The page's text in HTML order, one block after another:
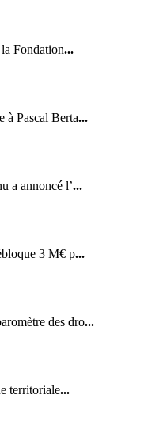
Fondation...
à Pascal Berta...
a annoncé l’...
3 M€ p...
des dro...
territoriale...